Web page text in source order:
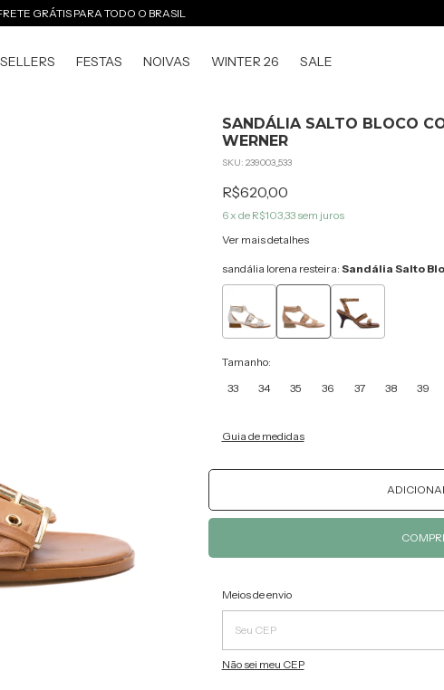
GRÁTIS PARA TODO O BRASIL
FESTAS NOIVAS WINTER 26 SALE
SANDÁLIA SALTO BLOCO
WERNER
SKU: 239003_533
R$620,00
6x de R$103,33 sem juros
Ver mais detalhes
sandália lorena resteira: Sandália Salto
Tamanho:
33
34 35 36 37 38 39
Guia de medidas
Entregas para o CEP:
Meios de envio
Não sei meu CEP